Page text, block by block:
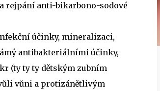
rejpání anti-bikarbono-sodové
účinky, mineralizaci,
antibakteriálními účinky,
(ty ty ty dětským zubním
vůni a protizánětlivým